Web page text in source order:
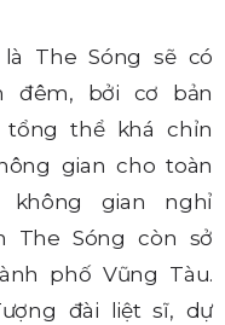
The Sóng sẽ có
đêm, bởi cơ bản
tổng thể khá chỉn
gian cho toàn
gian nghỉ
The Sóng còn sở
phố Vũng Tàu.
đài liệt sĩ, dự